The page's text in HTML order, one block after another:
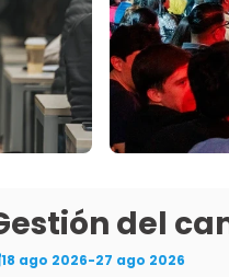
del
18 ago 2026-27 ago 2026